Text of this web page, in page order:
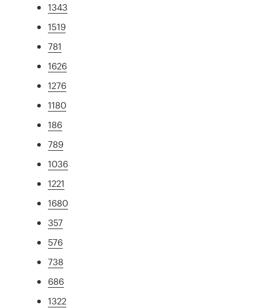
1343
1519
781
1626
1276
1180
186
789
1036
1221
1680
357
576
738
686
1322